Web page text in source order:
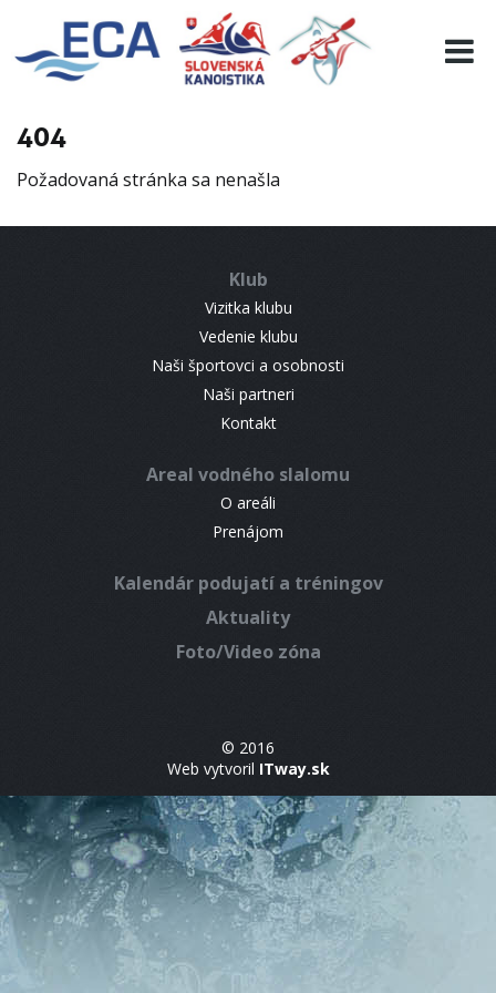
404
Požadovaná stránka sa nenašla
Klub
Vizitka klubu
Vedenie klubu
Naši športovci a osobnosti
Naši partneri
Kontakt
Areal vodného slalomu
O areáli
Prenájom
Kalendár podujatí a tréningov
Aktuality
Foto/Video zóna
© 2016
Web vytvoril ITway.sk
EURO 19
INFO
RESULTS
CONTACT